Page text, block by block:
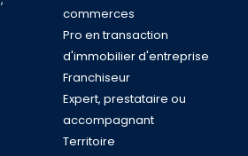
commerces
Pro en transaction
d'immobilier d'entreprise
Franchiseur
Expert, prestataire ou
accompagnant
Territoire